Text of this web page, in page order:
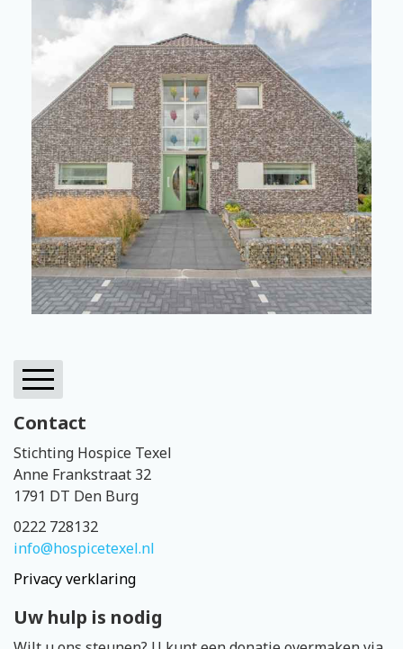
Home
Hospicezorg
Over ons
Vrijwilligers
Ons steunen
Nieuws
Aanmelden nieuwsbrief
Contact
Stichting Hospice Texel
Anne Frankstraat 32
1791 DT Den Burg
0222 728132
info@hospicetexel.nl
Privacy verklaring
Uw hulp is nodig